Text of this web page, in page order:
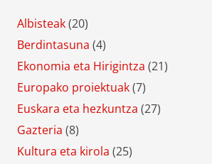
Albisteak(20)
Berdintasuna (4)
Ekonomia eta Hirigintza (21)
Europako proiektuak(7)
Euskara eta hezkuntza (27)
Gazteria (8)
Kultura eta kirola (25)